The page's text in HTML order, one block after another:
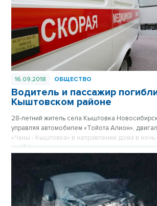
16.09.2018 ОБЩЕСТВО
Водитель и пассажир
Кыштовском районе
28-летний житель села Кыштовка
управляя автомобилем «Тойота Алион»,
«Чаны - Кыштовка» в направлении дома в ночь
На 154-м километре пути следования он не
его пассажир – 26-летний односельчанин – от
скончались на месте.